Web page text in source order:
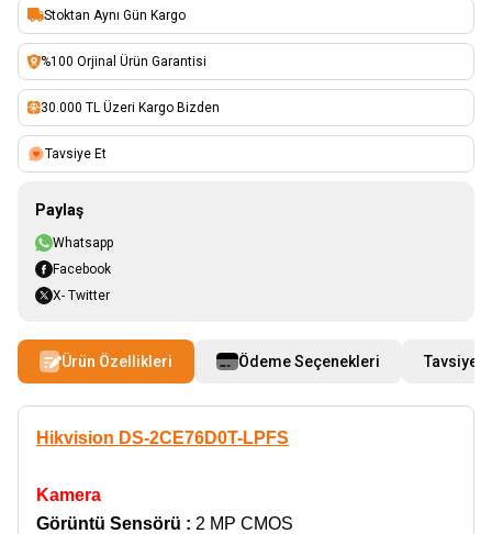
Stoktan Aynı Gün Kargo
%100 Orjinal Ürün Garantisi
30.000 TL Üzeri Kargo Bizden
Tavsiye Et
Paylaş
Whatsapp
Facebook
X- Twitter
Ürün Özellikleri Ödeme Seçenekleri Tavsiye
Hikvision DS-2CE76D0T-LPFS
Kamera
Görüntü Sensörü : 2 MP CMOS